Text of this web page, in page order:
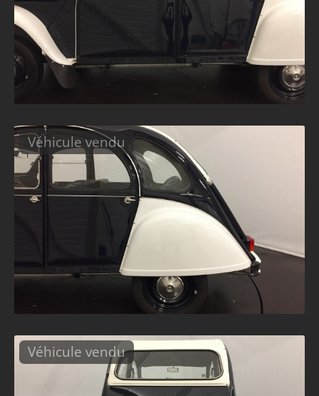
Véhicule vendu
Véhicule vendu